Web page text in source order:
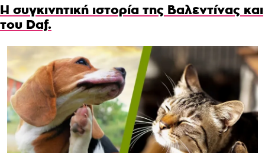
Η συγκινητική ιστορία της Βαλεντίνας και
του Daf.